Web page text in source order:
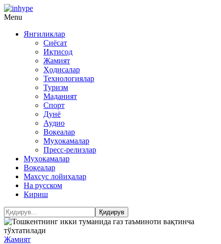
Menu
Янгиликлар
Сиёсат
Иқтисод
Жамият
Ҳодисалар
Технологиялар
Туризм
Маданият
Спорт
Дунё
Аудио
Воқеалар
Муҳокамалар
Пресс-релизлар
Муҳокамалар
Воқеалар
Махсус лойиҳалар
На русском
Кириш
Жамият